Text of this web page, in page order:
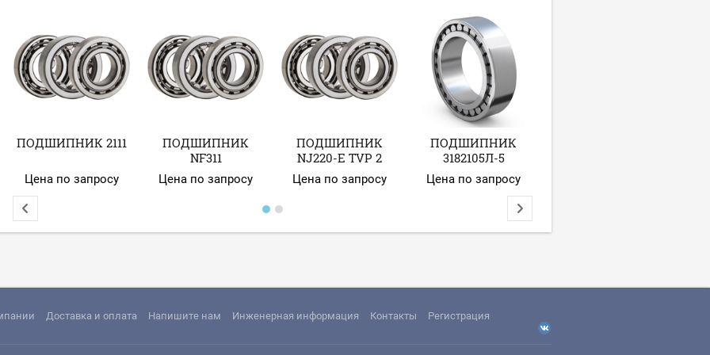
ПОДШИПНИК 2111
Цена по запросу
ПОДШИПНИК
NF311
Цена по запросу
ПОДШИПНИК
NJ220-Е TVP 2
Цена по запросу
ПОДШИПНИК
3182105Л-5
Цена по запросу
Доставка и оплата Напишите нам Инженерная информация Контакты Регистрация